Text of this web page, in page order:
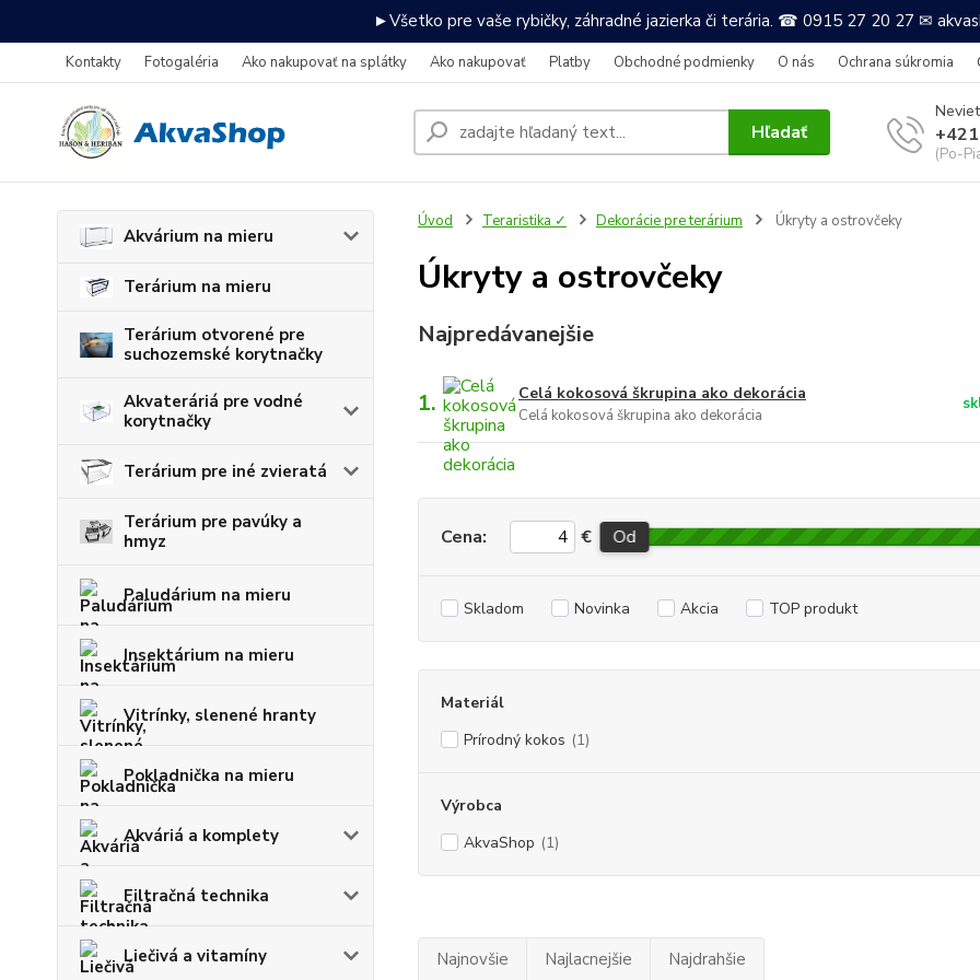
►Všetko pre vaše rybičky, záhradné jazierka či terária. ☎ 0915 27 20 27 ✉
Kontakty Fotogaléria Ako nakupovať na splátky Ako nakupovať Platby Obchodné podmienky O nás Ochrana súkromia
Hľadať
(Po-
Akvárium na mieru
Terárium na mieru
Terárium otvorené pre
suchozemské korytnačky
Akvateráriá pre vodné
korytnačky
Terárium pre iné zvieratá
Terárium pre pavúky a
hmyz
Paludárium na mieru
Insektárium na mieru
Vitrínky, slenené hranty
Pokladnička na mieru
Akváriá a komplety
Filtračná technika
Liečivá a vitamíny
Úvod Teraristika ✓ Dekorácie pre terárium Úkryty a ostrovčeky
Úkryty a ostrovčeky
Najpredávanejšie
1. Celá kokosová škrupina ako dekorácia
Celá kokosová škrupina ako dekorácia
Cena: € Od
Skladom Novinka Akcia TOP produkt
Materiál
Prírodný kokos (1)
Výrobca
AkvaShop (1)
Najnovšie Najlacnejšie Najdrahšie